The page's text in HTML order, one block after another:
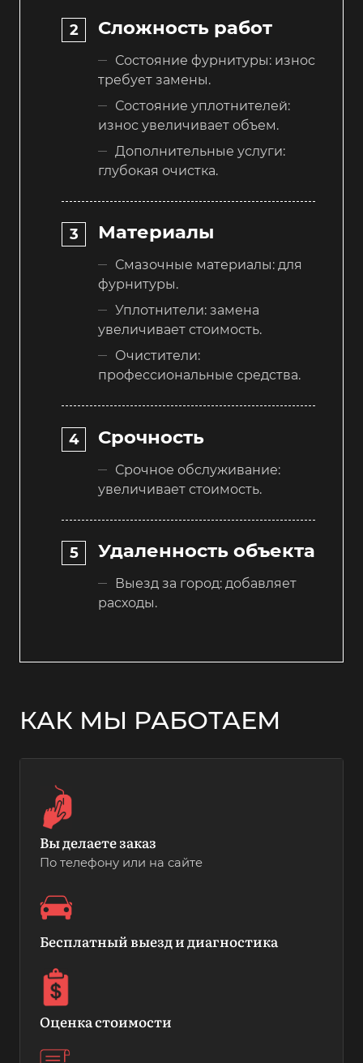
Сложность работ
Состояние фурнитуры: износ
требует замены.
Состояние уплотнителей:
износ увеличивает объем.
Дополнительные услуги:
глубокая очистка.
Материалы
Смазочные материалы: для
фурнитуры.
Уплотнители: замена
увеличивает стоимость.
Очистители:
профессиональные средства.
Срочность
Срочное обслуживание:
увеличивает стоимость.
Удаленность объекта
Выезд за город: добавляет
расходы.
КАК МЫ РАБОТАЕМ
Вы делаете заказ
По телефону или на сайте
Бесплатный выезд и диагностика
Оценка стоимости